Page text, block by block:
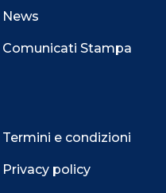
News
Comunicati Stampa
Termini e condizioni
Privacy policy